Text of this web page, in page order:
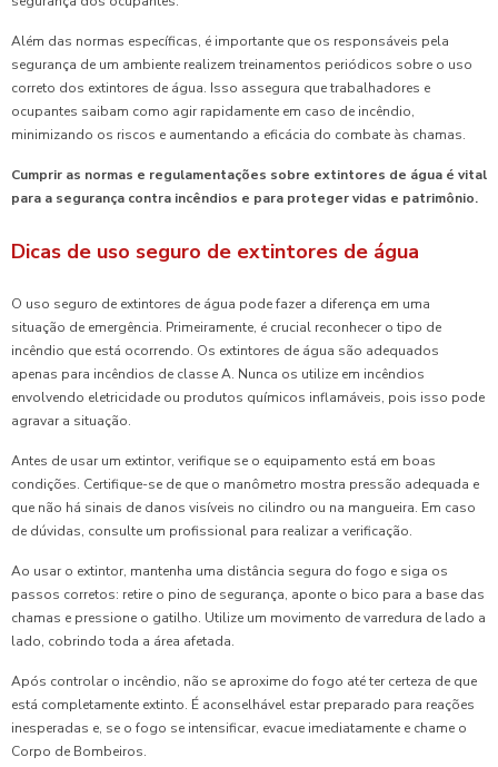
Além das normas específicas, é importante que os responsáveis pela
segurança de um ambiente realizem treinamentos periódicos sobre o uso
correto dos extintores de água. Isso assegura que trabalhadores e
ocupantes saibam como agir rapidamente em caso de incêndio,
minimizando os riscos e aumentando a eficácia do combate às chamas.
Cumprir as normas e regulamentações sobre extintores de água é vital
para a segurança contra incêndios e para proteger vidas e patrimônio.
Dicas de uso seguro de extintores de água
O uso seguro de extintores de água pode fazer a diferença em uma
situação de emergência. Primeiramente, é crucial reconhecer o tipo de
incêndio que está ocorrendo. Os extintores de água são adequados
apenas para incêndios de classe A. Nunca os utilize em incêndios
envolvendo eletricidade ou produtos químicos inflamáveis, pois isso pode
agravar a situação.
Antes de usar um extintor, verifique se o equipamento está em boas
condições. Certifique-se de que o manômetro mostra pressão adequada e
que não há sinais de danos visíveis no cilindro ou na mangueira. Em caso
de dúvidas, consulte um profissional para realizar a verificação.
Ao usar o extintor, mantenha uma distância segura do fogo e siga os
passos corretos: retire o pino de segurança, aponte o bico para a base das
chamas e pressione o gatilho. Utilize um movimento de varredura de lado a
lado, cobrindo toda a área afetada.
Após controlar o incêndio, não se aproxime do fogo até ter certeza de que
está completamente extinto. É aconselhável estar preparado para reações
inesperadas e, se o fogo se intensificar, evacue imediatamente e chame o
Corpo de Bombeiros.